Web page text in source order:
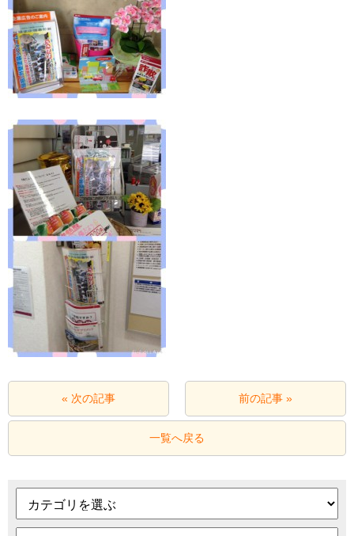
« 次の記事 前の記事 »
一覧へ戻る